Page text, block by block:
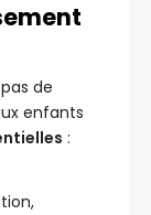
de
enfants
: